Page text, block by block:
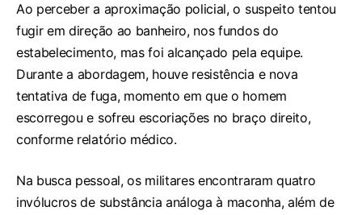
Ao perceber a aproximação policial, o suspeito tentou
fugir em direção ao banheiro, nos fundos do
estabelecimento, mas foi alcançado pela equipe.
Durante a abordagem, houve resistência e nova
tentativa de fuga, momento em que o homem
escorregou e sofreu escoriações no braço direito,
conforme relatório médico.
Na busca pessoal, os militares encontraram quatro
invólucros de substância análoga à maconha, além de